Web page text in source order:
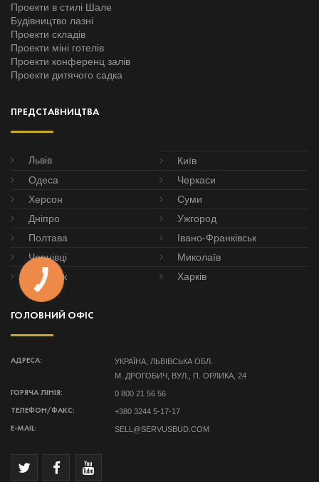
Проекти в стилі Шале
Будівництво лазні
Проекти складів
Проекти міні готелів
Проекти конференц залів
Проекти дитячого садка
ПРЕДСТАВНИЦТВА
Львів
Київ
Одеса
Черкаси
Херсон
Суми
Дніпро
Ужгород
Полтава
Івано-Франківськ
Чернівці
Миколаїв
Донецьк
Харків
ГОЛОВНИЙ ОФІС
АДРЕСА:
УКРАЇНА, ЛЬВІВСЬКА ОБЛ.
М. ДРОГОБИЧ, ВУЛ., П. ОРЛИКА, 24
ГОРЯЧА ЛІНІЯ: 0 800 21 56 56
ТЕЛЕФОН/ФАКС: +380 3244 5-17-17
E-MAIL: SELL@SERVUSBUD.COM